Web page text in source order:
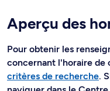
Aperçu des
Pour obtenir les
concernant l'horaire de
critères de recherche.